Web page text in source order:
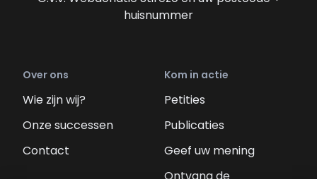
huisnummer
Over ons
Wie zijn wij?
Onze successen
Contact
Kom in actie
Petities
Publicaties
Geef uw mening
Ontvang de